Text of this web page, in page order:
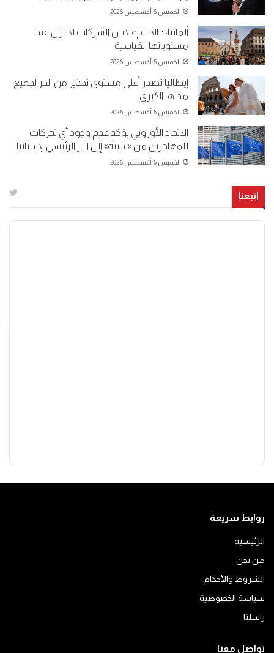
الخميس 6 أغسطس 2026
ألمانيا: حالات إفلاس الشركات لا تزال عند
مستوياتها القياسية
الخميس 6 أغسطس 2026
إيطاليا تصدر أعلى مستوى تحذير من الحر لجميع
مدنها الكبرى
الخميس 6 أغسطس 2026
الاتحاد الأوروبي يؤكد عدم وجود أي تحركات
للمهاجرين من «سبتة» إلى البر الرئيسي لإسبانيا
الخميس 6 أغسطس 2026
إتبعنا
روابط سريعة
الرئيسية
من نحن
الشروط والأحكام
سياسة الخصوصية
راسلنا
تواصل معنا